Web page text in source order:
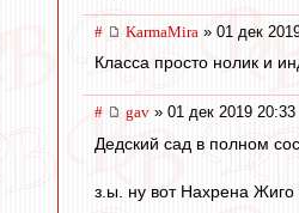
# KarmaMira » 01 дек
Класса просто нолик и
# gav » 01 дек 2019 20:33
Дедский сад в полном
з.ы. ну вот Нахрена Жиго